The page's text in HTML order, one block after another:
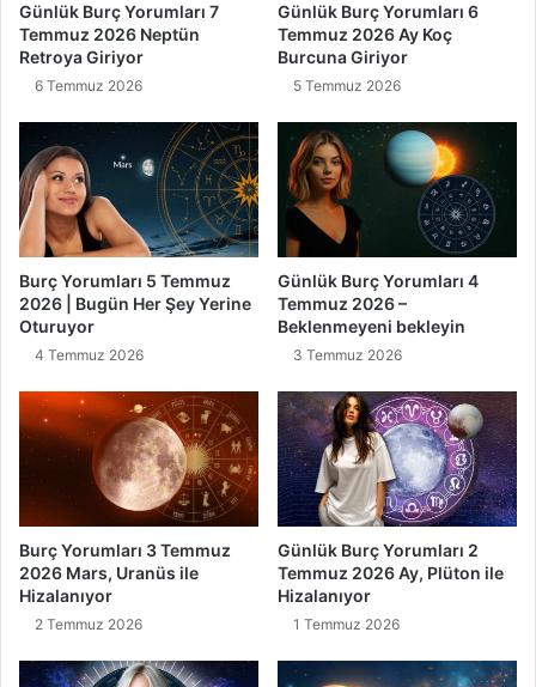
Günlük Burç Yorumları 7
Temmuz 2026 Neptün
Retroya Giriyor
6 Temmuz 2026
Günlük Burç Yorumları 6
Temmuz 2026 Ay Koç
Burcuna Giriyor
5 Temmuz 2026
Burç Yorumları 5 Temmuz
2026 | Bugün Her Şey Yerine
Oturuyor
4 Temmuz 2026
Günlük Burç Yorumları 4
Temmuz 2026 –
Beklenmeyeni bekleyin
3 Temmuz 2026
Burç Yorumları 3 Temmuz
2026 Mars, Uranüs ile
Hizalanıyor
2 Temmuz 2026
Günlük Burç Yorumları 2
Temmuz 2026 Ay, Plüton ile
Hizalanıyor
1 Temmuz 2026